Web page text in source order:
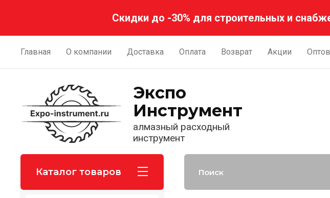
Скидки до -30% для строительных и
Главная О компании Доставка Оплата Возврат Акции
Экспо
Инструмент
алмазный расходный
инструмент
Регистрация
Каталог товаров